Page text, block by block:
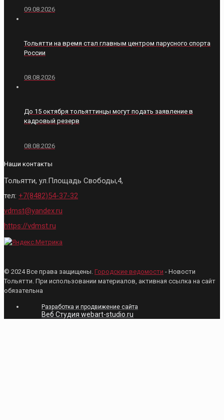
09.08.2026
Тольятти на время стал главным центром парусного спорта
России
08.08.2026
До 15 октября тольяттинцы могут подать заявление в
кадровый резерв
08.08.2026
Наши контакты
Тольятти, ул.Площадь Свободы,4,
тел: +7(8482)54-37-32
vdmst@yandex.ru
https://vdmst.ru
© 2024 Все права защищены. Городские ведомости - Новости
Тольятти. При использовании материалов, активная ссылка на сайт
обязательна
Разработка и продвижение сайта
Веб Студия webart-studio.ru